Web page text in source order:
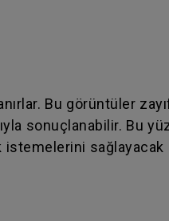
Bu görüntüler
sonuçlanabilir. Bu
istemelerini